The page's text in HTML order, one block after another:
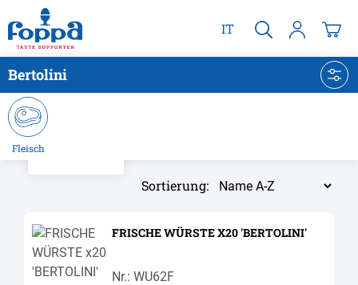
springen
IT
Bertolini
Fleisch
Sortierung:
FRISCHE WÜRSTE X20 'BERTOLINI'
Nr.: WU62F